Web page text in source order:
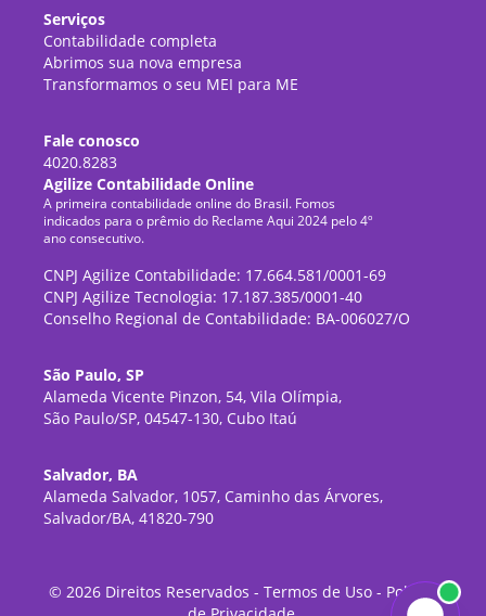
Serviços
Contabilidade completa
Abrimos sua nova empresa
Transformamos o seu MEI para ME
Fale conosco
4020.8283
Agilize Contabilidade Online
A primeira contabilidade online do Brasil. Fomos
indicados para o prêmio do Reclame Aqui 2024 pelo 4º
ano consecutivo.
CNPJ Agilize Contabilidade: 17.664.581/0001-69
CNPJ Agilize Tecnologia: 17.187.385/0001-40
Conselho Regional de Contabilidade: BA-006027/O
São Paulo, SP
Alameda Vicente Pinzon, 54, Vila Olímpia,
São Paulo/SP, 04547-130, Cubo Itaú
Salvador, BA
Alameda Salvador, 1057, Caminho das Árvores,
Salvador/BA, 41820-790
© 2026Direitos Reservados - Termos de Uso- Política